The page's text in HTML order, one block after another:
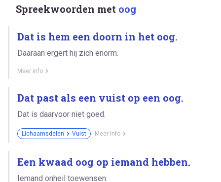
Spreekwoorden met oog
Dat is hem een doorn in het oog.
Daaraan ergert hij zich enorm.
Meer info
Dat past als een vuist op een oog.
Dat is daarvoor niet goed.
Lichaamsdelen Vuist Meer info
Een kwaad oog op iemand hebben.
Iemand onheil toewensen.